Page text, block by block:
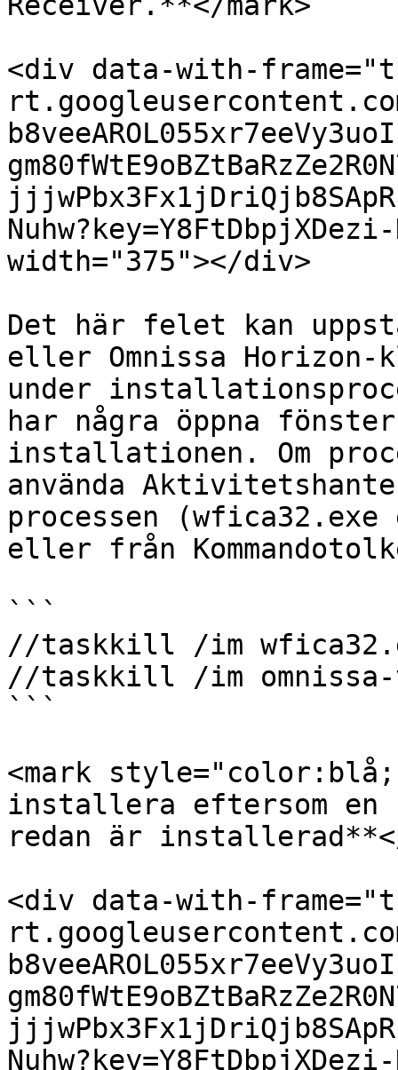
<div data-with-
width="375"></div>
Det här felet kan
eller Omnissa
under
har några öppna
installationen. Om
använda
processen
eller från
```
//taskkill /im
//taskkill /im
```
<mark
installera eftersom en
redan är
<div data-with-